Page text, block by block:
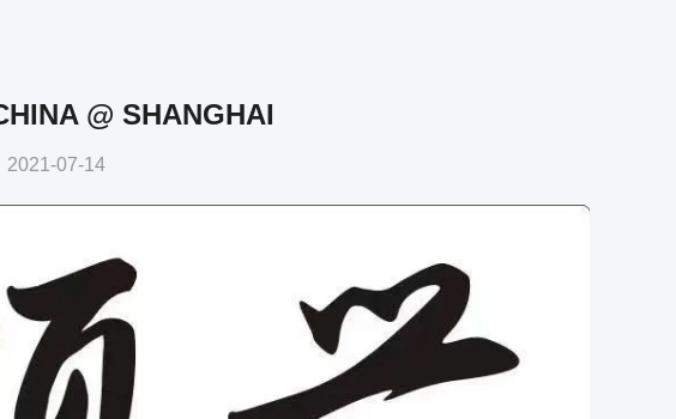
@ SHANGHAI
2021-07-14